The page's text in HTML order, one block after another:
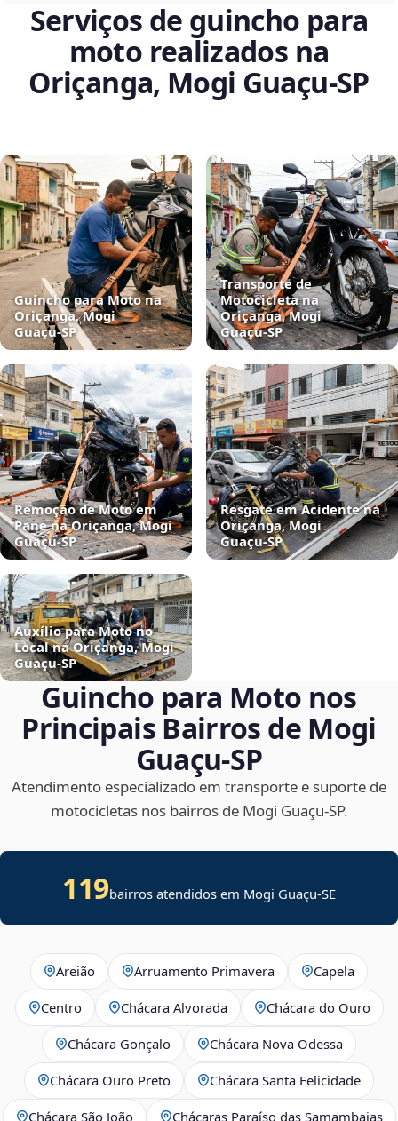
Serviços de guincho para
moto realizados na
Oriçanga, Mogi Guaçu‑SP
Guincho para Moto na
Oriçanga, Mogi
Guaçu‑SP
Transporte de
Motocicleta na
Oriçanga, Mogi
Guaçu‑SP
Remoção de Moto em
Pane na Oriçanga, Mogi
Guaçu‑SP
Resgate em Acidente na
Oriçanga, Mogi
Guaçu‑SP
Auxílio para Moto no
Local na Oriçanga, Mogi
Guaçu‑SP
Guincho para Moto nos
Principais Bairros de Mogi
Guaçu‑SP
Atendimento especializado em transporte e suporte de
motocicletas nos bairros de Mogi Guaçu‑SP.
119bairros atendidos em Mogi Guaçu-SE
Areião Arruamento Primavera Capela
Centro Chácara Alvorada Chácara do Ouro
Chácara Gonçalo Chácara Nova Odessa
Chácara Ouro Preto Chácara Santa Felicidade
Chácara São João Chácaras Paraíso das Samambaias